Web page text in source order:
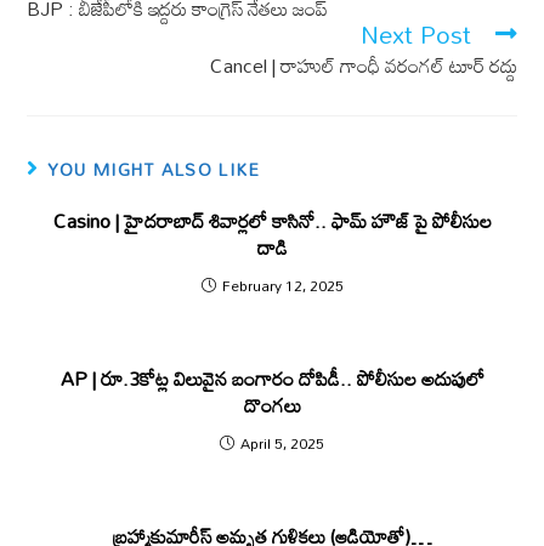
p
BJP : బీజేపీలోకి ఇద్ద‌రు కాంగ్రెస్ నేతలు జంప్
Next Post
Cancel | రాహుల్ గాంధీ వరంగల్ టూర్ రద్దు
YOU MIGHT ALSO LIKE
Casino | హైద‌రాబాద్ శివార్ల‌లో కాసినో.. ఫామ్ హౌజ్ పై పోలీసుల
దాడి
February 12, 2025
AP | రూ.3కోట్ల విలువైన బంగారం దోపిడీ.. పోలీసుల అదుపులో
దొంగలు
April 5, 2025
బ్రహ్మాకుమారీస్‌ అమృత గుళికలు (ఆడియోతో)…